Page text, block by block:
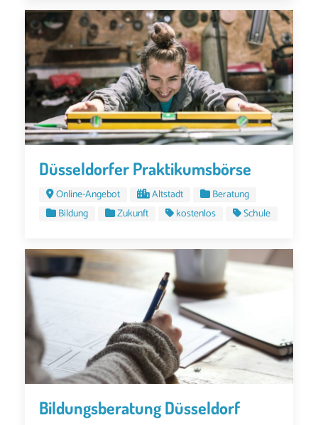
Düsseldorfer Praktikumsbörse
Online-Angebot Altstadt
Beratung
Bildung
Zukunft kostenlos Schule
Bildungsberatung Düsseldorf